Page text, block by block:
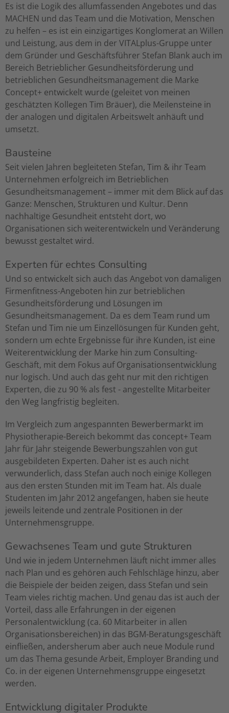
Es ist die Logik des allumfassenden Angebotes und das
MACHEN und das Team und die Motivation, Menschen
zu helfen – es ist ein einzigartiges Konglomerat an Willen
und Leistung, aus dem in der VITALplus-Gruppe unter
dem Gründer und Geschäftsführer Stefan Blank auch im
Bereich Betrieblicher Gesundheitsförderung und
betrieblichen Gesundheitsmanagement die Marke
Concept+ entwickelt wurde (geleitet von meinen
geschätzten Kollegen Tim Bräuer), die Meilensteine in
der analogen und digitalen Arbeitswelt anhäuft und
umsetzt.
Bausteine
Seit vielen Jahren begleiteten Stefan, Tim & ihr Team
Unternehmen erfolgreich im Betrieblichen
Gesundheitsmanagement – immer mit dem Blick auf das
Ganze: Menschen, Strukturen und Kultur. Denn
nachhaltige Gesundheit entsteht dort, wo
Organisationen sich weiterentwickeln und Veränderung
bewusst gestaltet wird.
Experten für echtes Consulting
Und so entwickelt sich auch das Angebot von damaligen
Firmenfitness-Angeboten hin zur betrieblichen
Gesundheitsförderung und Lösungen im
Gesundheitsmanagement. Da es dem Team rund um
Stefan und Tim nie um Einzellösungen für Kunden geht,
sondern um echte Ergebnisse für ihre Kunden, ist eine
Weiterentwicklung der Marke hin zum Consulting-
Geschäft, mit dem Fokus auf Organisationsentwicklung
nur logisch. Und auch das geht nur mit den richtigen
Experten, die zu 90 % als fest - angestellte Mitarbeiter
den Weg langfristig begleiten.
Im Vergleich zum angespannten Bewerbermarkt im
Physiotherapie-Bereich bekommt das concept+ Team
Jahr für Jahr steigende Bewerbungszahlen von gut
ausgebildeten Experten. Daher ist es auch nicht
verwunderlich, dass Stefan auch noch einige Kollegen
aus den ersten Stunden mit im Team hat. Als duale
Studenten im Jahr 2012 angefangen, haben sie heute
jeweils leitende und zentrale Positionen in der
Unternehmensgruppe.
Gewachsenes Team und gute Strukturen
Und wie in jedem Unternehmen läuft nicht immer alles
nach Plan und es gehören auch Fehlschläge hinzu, aber
die Beispiele der beiden zeigen, dass Stefan und sein
Team vieles richtig machen. Und genau das ist auch der
Vorteil, dass alle Erfahrungen in der eigenen
Personalentwicklung (ca. 60 Mitarbeiter in allen
Organisationsbereichen) in das BGM-Beratungsgeschäft
einfließen, andersherum aber auch neue Module rund
um das Thema gesunde Arbeit, Employer Branding und
Co. in der eigenen Unternehmensgruppe eingesetzt
werden.
Entwicklung digitaler Produkte